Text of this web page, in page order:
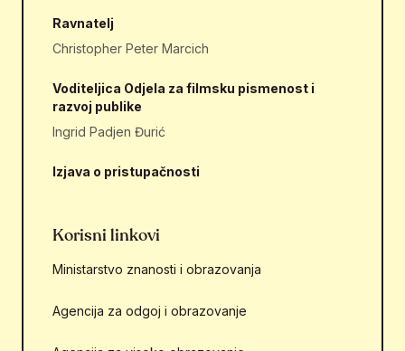
Ravnatelj
Christopher Peter Marcich
Voditeljica Odjela za filmsku pismenost i
razvoj publike
Ingrid Padjen Đurić
Izjava o pristupačnosti
Korisni linkovi
Ministarstvo znanosti i obrazovanja
Agencija za odgoj i obrazovanje